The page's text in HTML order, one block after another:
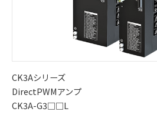
CK3Aシリーズ
DirectPWMアンプ
CK3A-G3□□L